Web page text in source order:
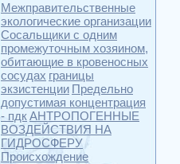
Межправительственные
экологические организации
Сосальщики с одним
промежуточным хозяином,
обитающие в кровеносных
сосудах границы
экзистенции Предельно
допустимая концентрация
- пдкАНТРОПОГЕННЫЕ
ВОЗДЕЙСТВИЯ НА
ГИДРОСФЕРУ
Происхождение